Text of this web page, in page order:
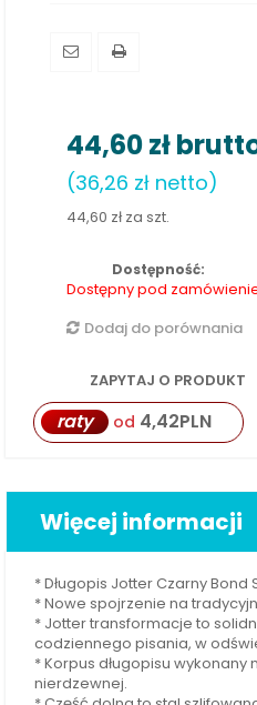
44,60 zł
(36,26 zł netto)
44,60 zł za szt.
Dostępność:
Dostępny pod
Dodaj do porównania
ZAPYTAJ O PRODUKT
raty od 4,42PLN
Więcej informacji
* Długopis Jotter Czarny Bond
* Nowe spojrzenie na
* Jotter transformacje to
codziennego pisania, w
* Korpus długopisu wykonany
nierdzewnej.